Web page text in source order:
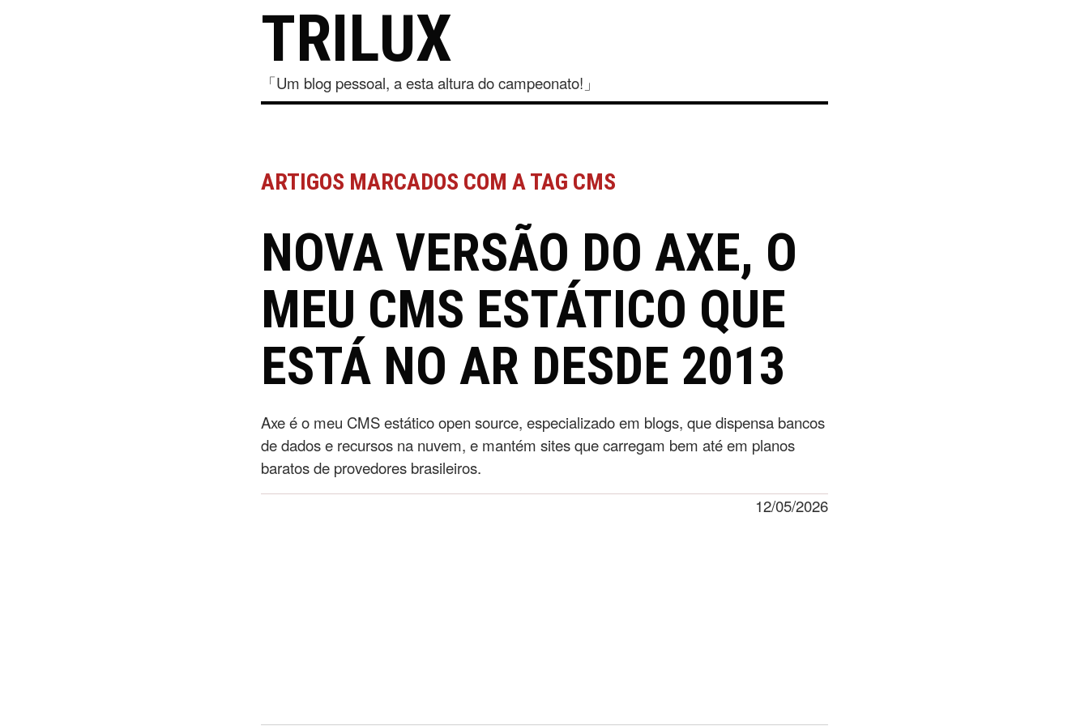
TRILUX
「Um blog pessoal, a esta altura do campeonato!」
ARTIGOS MARCADOS COM A TAG CMS
NOVA VERSÃO DO AXE, O
MEU CMS ESTÁTICO QUE
ESTÁ NO AR DESDE 2013
Axe é o meu CMS estático open source, especializado em blogs, que dispensa bancos
de dados e recursos na nuvem, e mantém sites que carregam bem até em planos
baratos de provedores brasileiros.
12/05/2026